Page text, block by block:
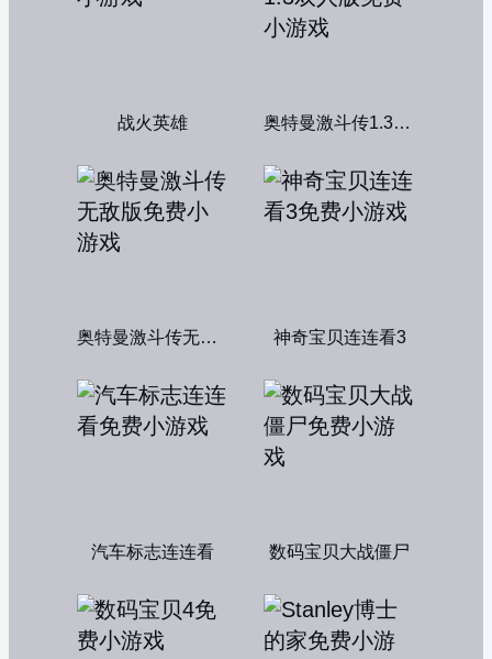
战火英雄 奥特曼激斗传1.3双人版
奥特曼激斗传无敌版 神奇宝贝连连看3
汽车标志连连看 数码宝贝大战僵尸